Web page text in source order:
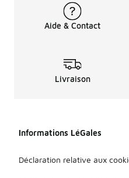
Aide & Contact
Livraison
Informations LéGales
Déclaration relative aux